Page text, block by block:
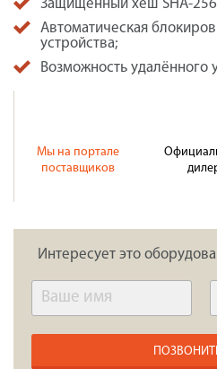
Защищённый хеш SHA-
Автоматическая
устройства;
Возможность удалённого
Мы на портале
поставщиков
Интересует это